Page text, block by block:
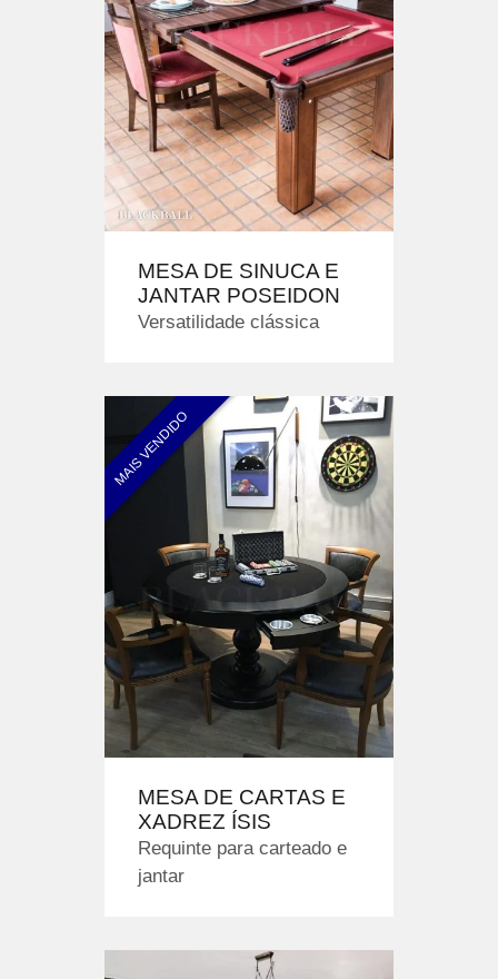
MESA DE SINUCA E
JANTAR POSEIDON
Versatilidade clássica
MAIS VENDIDO
MESA DE CARTAS E
XADREZ ÍSIS
Requinte para carteado e
jantar